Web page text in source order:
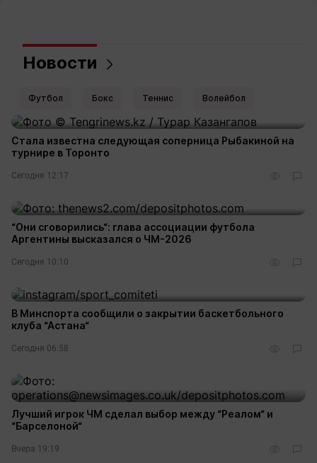
Новости
Футбол Бокс Теннис Волейбол
Стала известна следующая соперница Рыбакиной на
турнире в Торонто
Сегодня 12:17
“Они сговорились“: глава ассоциации футбола
Аргентины высказался о ЧМ-2026
Сегодня 10:10
В Минспорта сообщили о закрытии баскетбольного
клуба “Астана“
Сегодня 06:58
Лучший игрок ЧМ сделал выбор между “Реалом“ и
“Барселоной“
Вчера 19:19